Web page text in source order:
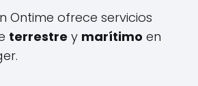
Ontime ofrece servicios
terrestre y marítimo en